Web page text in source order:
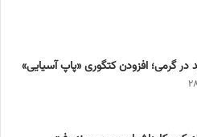
گرمی؛ افزودن کتگوری «پاپ آسیایی»